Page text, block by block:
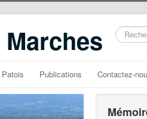
Patois Publications Contactez-